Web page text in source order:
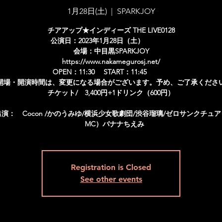
1月28日(土)
  |
SPARKJOY
チアアップ★インディーズ THE LIVE0128
公演日：2023年1月28日（土）
会場：中目黒SPARKJOY
https://www.nakamegurosj.net/
OPEN：11:30 START：11:45
・開演時間は、変更になる場合がございます。予め、ご了承くださ
チケット/ 3,400円+1ドリンク（600円）
演： Cocon /かのうみゆ/横浜少女歌劇団/渋谷瑠璃/ゼロサンクチュ
Registration is Closed
See other events